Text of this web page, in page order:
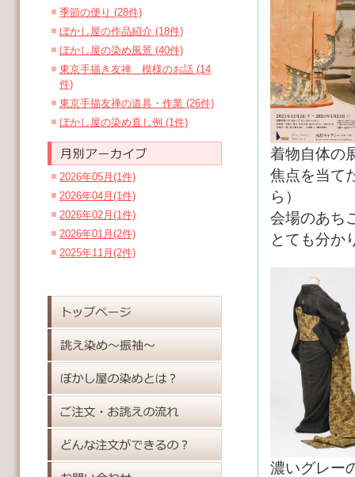
季節の便り (28件)
ぼかし屋の作品紹介 (18件)
ぼかし屋の染め風景 (40件)
東京手描き友禅 模様のお話 (14
件)
東京手描友禅の道具・作業 (26件)
ぼかし屋の染め直し例 (1件)
2026年05月(1件)
2026年04月(1件)
2026年02月(1件)
2026年01月(2件)
2025年11月(2件)
着物自体の
焦点を当て
ら）
会場のあち
とても分か
濃いグレー